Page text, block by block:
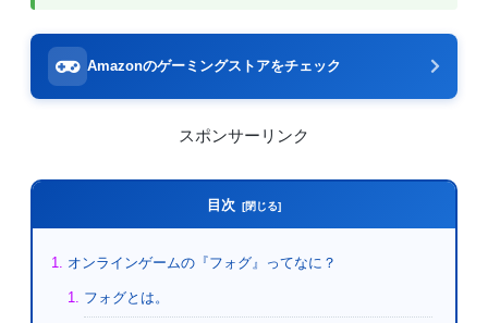
Amazonのゲーミングストアをチェック
スポンサーリンク
目次
オンラインゲームの『フォグ』ってなに？
フォグとは。